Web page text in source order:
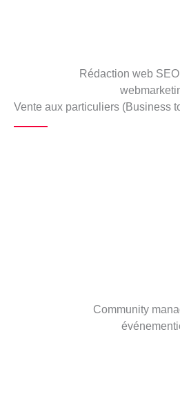
Rédaction web
Vente aux particuliers (Business
Community